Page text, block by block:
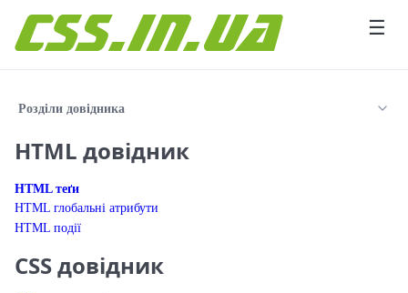
☰
Розділи довідника
HTML довідник
HTML теґи
HTML глобальні атрибути
HTML події
CSS довідник